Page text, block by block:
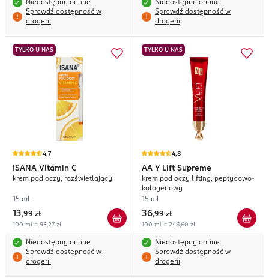
Niedostępny online
Sprawdź dostępność w
drogerii
Niedostępny online
Sprawdź dostępność w
drogerii
TYLKO U NAS
4,7
ISANA Vitamin C
krem pod oczy, rozświetlający
15 ml
13,99 zł
100 ml = 93,27 zł
Niedostępny online
Sprawdź dostępność w
drogerii
TYLKO U NAS
4,8
AA Y Lift Supreme
krem pod oczy lifting, peptydowo-
kolagenowy
15 ml
36,99 zł
100 ml = 246,60 zł
Niedostępny online
Sprawdź dostępność w
drogerii